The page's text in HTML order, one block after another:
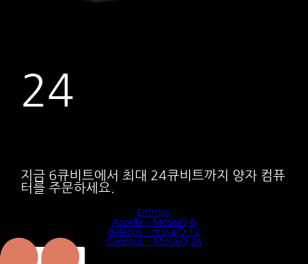
24
지금 6큐비트에서 최대 24큐비트까지 양자 컴퓨
터를 주문하세요.
Entropy
Ascella – MosaiQ 6
Belenos – mosaiQ 12
Canopus – MosaiQ 24